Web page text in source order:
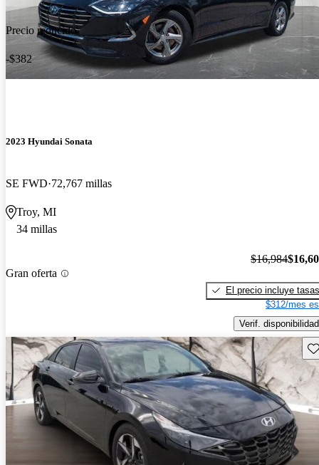
Precio reducido
-$382
2023 Hyundai Sonata
SE FWD 72,767 millas
Troy, MI
34 millas
Gran oferta
$16,984
El precio incluye tasas
$312/mes
Verif. disponibilidad